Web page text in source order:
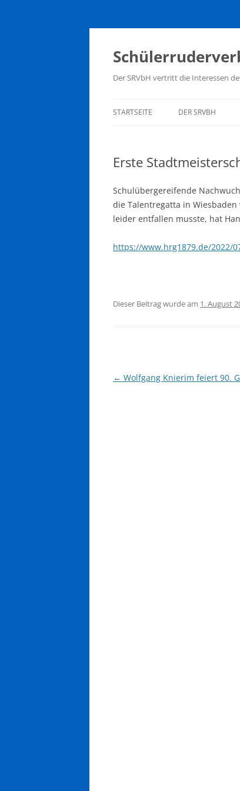
Zum
springen
Der SRVbH vertritt die Interessen
STARTSEITE DER SRVBH
VORSTAND
TERMINKALENDER
SATZUNG
Erste
Schulübergereifende
die Talentregatta in
leider entfallen musste, hat
https://www.hrg1879.de/2022/
Dieser Beitrag wurde am 1. August
Beitragsnavigation
← Wolfgang Knierim feiert 90.